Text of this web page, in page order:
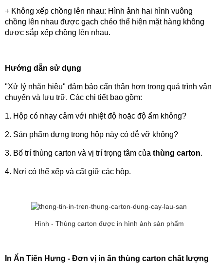
+ Không xếp chồng lên nhau: Hình ảnh hai hình vuông
chồng lên nhau được gạch chéo thể hiện mặt hàng không
được sắp xếp chồng lên nhau.
Hướng dẫn sử dụng
"Xử lý nhãn hiệu" đảm bảo cẩn thận hơn trong quá trình vận
chuyển và lưu trữ. Các chi tiết bao gồm:
1. Hộp có nhạy cảm với nhiệt độ hoặc độ ẩm không?
2. Sản phẩm đựng trong hộp này có dễ vỡ không?
3. Bố trí thùng carton và vị trí trọng tâm của thùng carton.
4. Nơi có thể xếp và cất giữ các hộp.
Hình - Thùng carton được in hình ảnh sản phẩm
In Ấn Tiến Hưng - Đơn vị in ấn thùng carton chất lượng